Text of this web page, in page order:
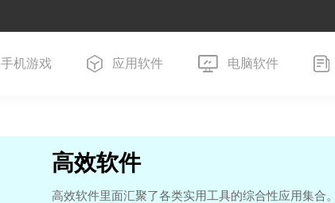
手机游戏 应用软件 电脑软件
高效软件
高效软件里面汇聚了各类实用工具的综合性应用集